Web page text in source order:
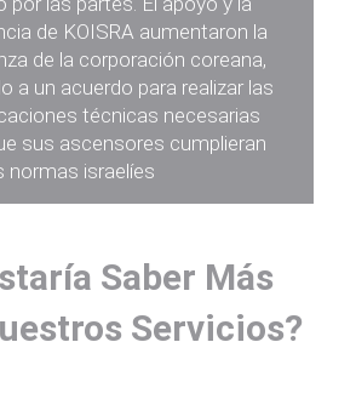
de KOISRA aumentaron la
de la corporación coreana,
a un acuerdo para realizar las
técnicas necesarias
sus ascensores cumplieran
normas israelíes
Saber Más
Servicios?